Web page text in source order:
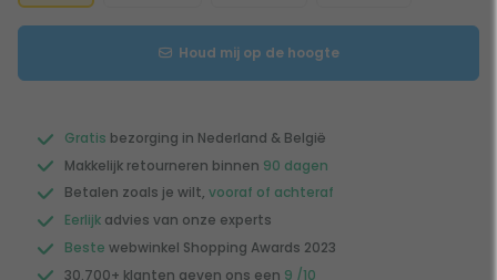
Houd mij op de hoogte
Gratis bezorging in Nederland & België
Makkelijk retourneren binnen 90 dagen
Betalen zoals je wilt, vooraf of achteraf
Eerlijk advies van onze experts
Beste webwinkel Shopping Awards 2023
30.700+ klanten geven ons een 9 /10